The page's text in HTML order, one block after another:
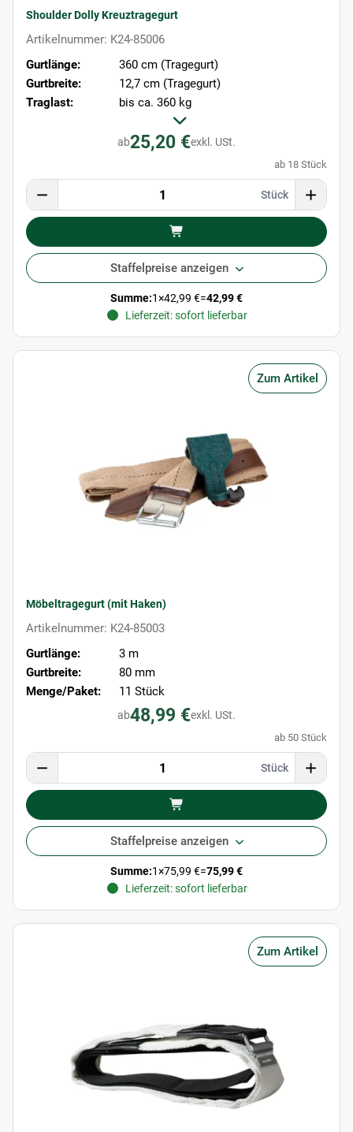
Shoulder Dolly Kreuztragegurt
Artikelnummer: K24-85006
Gurtlänge:
360 cm (Tragegurt)
Gurtbreite:
12,7 cm (Tragegurt)
Traglast:
bis ca. 360 kg
ab25,20 €exkl. USt.
ab 18 Stück
Stück
Staffelpreise anzeigen
Summe:1×42,99 €=42,99 €
Lieferzeit: sofort lieferbar
Zum Artikel
Möbeltragegurt (mit Haken)
Artikelnummer: K24-85003
Gurtlänge:
3 m
Gurtbreite:
80 mm
Menge/Paket:
11 Stück
ab48,99 €exkl. USt.
ab 50 Stück
Stück
Staffelpreise anzeigen
Summe:1×75,99 €=75,99 €
Lieferzeit: sofort lieferbar
Zum Artikel